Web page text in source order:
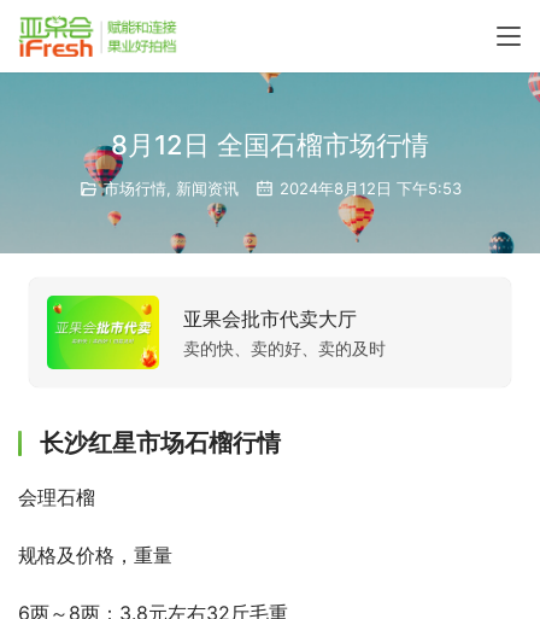
8月12日 全国石榴市场行情
市场行情, 新闻资讯 2024年8月12日 下午5:53
亚果会批市代卖大厅
卖的快、卖的好、卖的及时
长沙红星市场石榴行情
会理石榴
规格及价格，重量
6两～8两：3.8元左右32斤毛重